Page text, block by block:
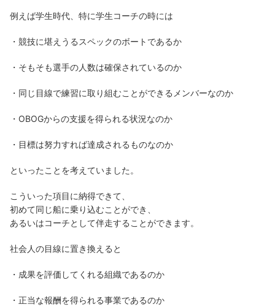
例えば学生時代、特に学生コーチの時には
・競技に堪えうるスペックのボートであるか
・そもそも選手の人数は確保されているのか
・同じ目線で練習に取り組むことができるメンバーなのか
・OBOGからの支援を得られる状況なのか
・目標は努力すれば達成されるものなのか
といったことを考えていました。
こういった項目に納得できて、
初めて同じ船に乗り込むことができ、
あるいはコーチとして伴走することができます。
社会人の目線に置き換えると
・成果を評価してくれる組織であるのか
・正当な報酬を得られる事業であるのか